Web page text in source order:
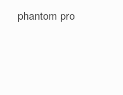
phantom pro